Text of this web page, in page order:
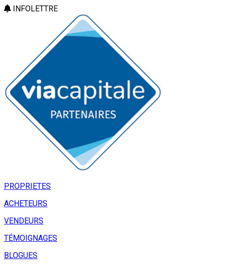
INFOLETTRE
PROPRIETES
ACHETEURS
VENDEURS
TÉMOIGNAGES
BLOGUES